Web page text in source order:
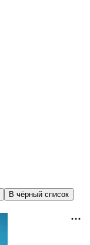
В чёрный список